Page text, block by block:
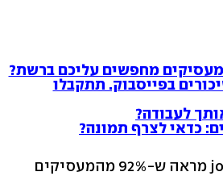
מחפשים עליכם ברשת?
בפייסבוק. תתקבלו
לעבודה?
כדאי לצרף תמונה?
סקר של חברת jobyite מראה ש-92% מהמעסיקים